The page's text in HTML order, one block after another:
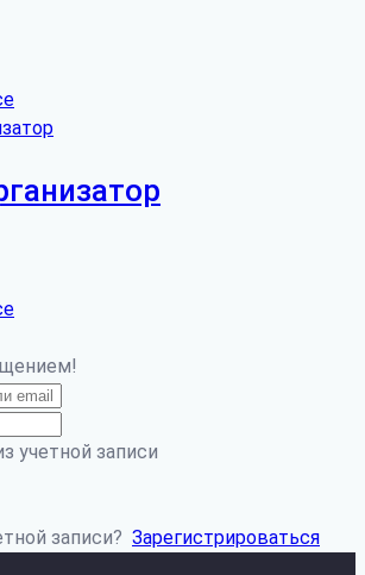
учетной записи
записи? Зарегистрироваться